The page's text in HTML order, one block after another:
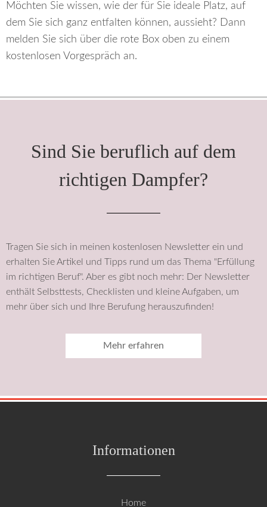
Möchten Sie wissen, wie der für Sie ideale Platz, auf
dem Sie sich ganz entfalten können, aussieht? Dann
melden Sie sich über die rote Box oben zu einem
kostenlosen Vorgespräch an.
Sind Sie beruflich auf dem
richtigen Dampfer?
Tragen Sie sich in meinen kostenlosen Newsletter ein und
erhalten Sie Artikel und Tipps rund um das Thema "Erfüllung
im richtigen Beruf". Aber es gibt noch mehr: Der Newsletter
enthält Selbsttests, Checklisten und kleine Aufgaben, um
mehr über sich und Ihre Berufung herauszufinden!
Mehr erfahren
Informationen
Navigation
Home